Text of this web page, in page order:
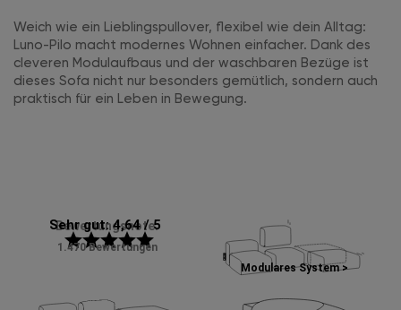
Weich wie ein Lieblingspullover, flexibel wie dein Alltag:
Luno-Pilo macht modernes Wohnen einfacher. Dank des
cleveren Modulaufbaus und der waschbaren Bezüge ist
dieses Sofa nicht nur besonders gemütlich, sondern auch
praktisch für ein Leben in Bewegung.
Bewertungsnote:
Sehr gut: 4,64 / 5
starstarstarstarstar
1.470 Bewertungen
Modulares System >